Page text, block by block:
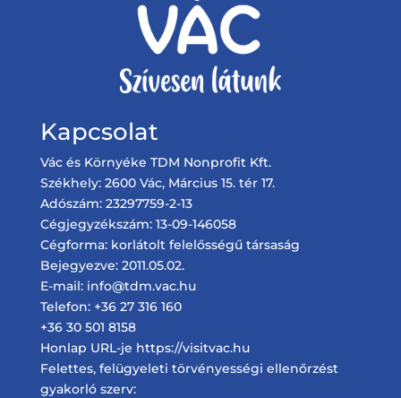
Kapcsolat
Vác és Környéke TDM Nonprofit Kft.
Székhely: 2600 Vác, Március 15. tér 17.
Adószám: 23297759-2-13
Cégjegyzékszám: 13-09-146058
Cégforma: korlátolt felelősségű társaság
Bejegyezve: 2011.05.02.
E-mail: info@tdm.vac.hu
Telefon: +36 27 316 160
+36 30 501 8158
Honlap URL-je https://visitvac.hu
Felettes, felügyeleti törvényességi ellenőrzést
gyakorló szerv: